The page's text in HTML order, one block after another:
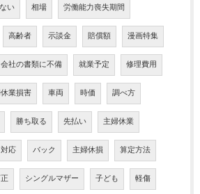
い 相場 労働能力喪失期間
高齢者 示談金 賠償額 漫画特集
会社の書類に不備 就業予定 修理費用
業損害 車両 時価 調べ方
勝ち取る 先払い 主婦休業
対応 バック 主婦休損 算定方法
シングルマザー 子ども 軽傷